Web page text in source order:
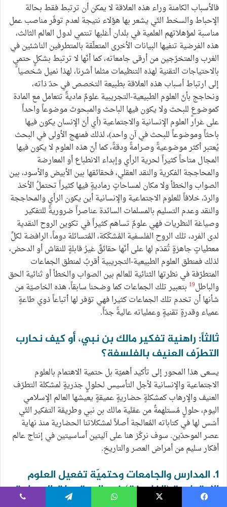
فالأسباب الكامنة وراء هذه العلاقة لا يمكن أن ترتبط فقط بحالة
الإحباط والسخط التّي يشعر بها هؤلاء نتيجة لعدم توفّر مناصب عمل
مناسبة لمؤهلاتهم العلمية في بلدان أغلبها تنتمي لدول العالم الثالث،
هذه الفرضية تنفيها البيانات الأخرى المتعلّقة بالمتطرفين الناشئين في
الغرب والمتخرّجين من أرقى جامعاته، كما أنّها لا ترتبط بشكلٍ حتميٍ
بالاحتياجات التقنية لهذه التنظيمات مثلما أشرنا، لهذا نميل شخصيا
إلى ارتباط أسباب هذه العلاقة بطبيعة التخصص في حدّ ذاته،
ونحاجج بأنّ العلوم الطبيعية-التجريبية علومٌ ماديةٌ تتعامل مع المادة
كموضوعٍ للبحث ولا يكون فيها الباحث والمبحوث موضوعاً واحداً
على غرار العلوم الإنسانية والاجتماعية (أي أنّ الإنسان يكون فيها
باحثاً وموضوعاً للبحث في آن واحد)، لذلك فمنهج الأولى في البحث
يُعتبر أكثر موضوعيةً وصرامةً ودقةً، كما أنّ هذه العلوم لا يكون فيها
المجال متاحاً كثيراً لحرية الرأي وإبداء الانطباع أو المعارضة
والمحاججة الفكرية والنقد العقلي، فحقائقها بين الأبيض والأسود، بين
الصواب والخطأ ولا مكان لمساحاتٍ رماديةٍ فيها كثيراً تحتملُ الأخذ
والردّ، خلافاً للعلوم الاجتماعية والإنسانية أين يكون الرأي والمحاججة
والنقد وعدم التسليم بالمسلمات السائدة عناصراً ضروريةً للتفكير
وصياغة النظريات فهي علومٌ تساهم كثيراً في تكوين الروح النقدية
لدى الفرد، تلك الروح الفلسفية المُشكّكة، المُتسائلة دوماً، الرافضة لكلِّ
معطياتٍ جاهزةٍ تُقدَم لها على أنّها حقائقٌ غيرُ قابلةٍ للنقاش أو الدحض،
لذلك فمنطق العلوم الطبيعية-التجريبية أقربُ لمنطق الجماعات
المتطرّفة في نظرتها الثنائية للعالم بين الصواب والخطأ أو ثنائية الحق
والباطل19 بتعبير تلك الجماعات كما وضحنا سابقاً، هذه الخاصيّة من
شأنها أن تخدم تلك الجماعات كثيرا فهي توّفر لها أتباعاً ذوي طاعةٍ
عمياء وقدرةٍ تقنيةٍ وعملياته عاليةً جدّاً.
ثالثاً: راهنية تفكير مالك بن نبي، أو كيف نحارب
التطرّف العنيف بالفلسفة؟
يسعى هذا المحور إلى تأكيد أهميّة بل حتمية الاهتمام بالعلوم
الاجتماعية والإنسانية لأجل التأسيس لحلولٍ جذريةٍ لمشكلة التطرّف
العنيف والإرهاب كمشكلةٍ حضاريةٍ عميقةٍ يعيشها العالم الإسلامي
اليوم، حلولٍ مُستلهمةٌ من عقلية مالك بن نبي وطريقة التفكير التّي
أسّس لها في كتاباته المُعالجة أصلاً لمشكلاتنا الحضارية منذ نهاية
عصر الموحدّين. سوف نركّز هنا على آليتين أساسيتين في إنتاج عالم
أفكار سليم من أمراض العصر والتاريخ.
1. المدارس والجامعات وحتميّة تفعيل العلوم
الاجتماعية (الفلسفة) في المجتمعات المسلمة: